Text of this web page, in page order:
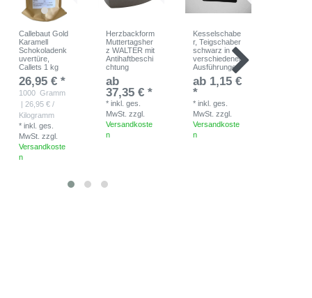
Callebaut Gold
Karamell
Schokoladenk
uvertüre,
Callets 1 kg
26,95 € *
1000 Gramm
| 26,95 € /
Kilogramm
*inkl. ges.
MwSt. zzgl.
Versandkoste
n
Herzbackform
Muttertagsher
z WALTER mit
Antihaftbeschi
chtung
ab
37,35 € *
*inkl. ges.
MwSt. zzgl.
Versandkoste
n
Kesselschabe
r, Teigschaber
schwarz in
verschiedenen
Ausführungen
ab 1,15 €
*
*inkl. ges.
MwSt. zzgl.
Versandkoste
n